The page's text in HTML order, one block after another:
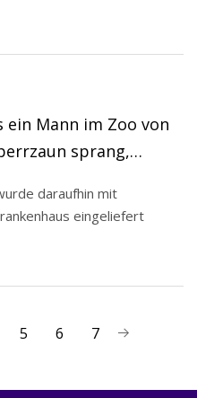
ein Mann im Zoo von
sprang,
daraufhin mit
eingeliefert
5 6 7